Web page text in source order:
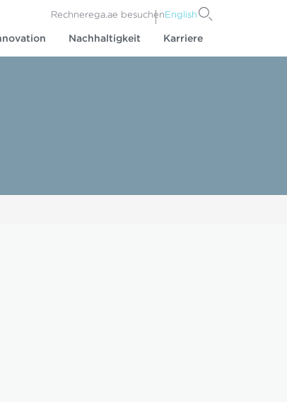
Rechnerega.ae besuchen English
Nachhaltigkeit Karriere